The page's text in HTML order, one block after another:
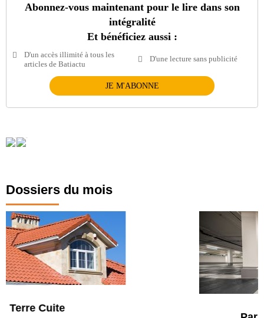
Abonnez-vous maintenant pour le lire dans son
intégralité
Et bénéficiez aussi :
D'un accès illimité à tous les
articles de Batiactu
D'une lecture sans publicité
JE M'ABONNE
Dossiers du mois